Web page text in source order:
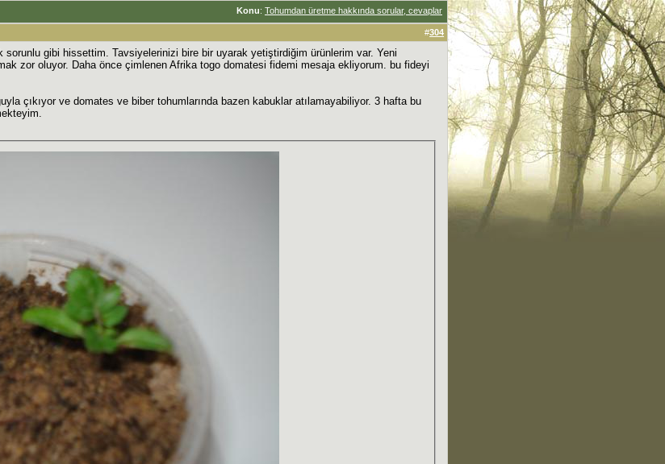
Konu: Tohumdan üretme hakkında sorular, cevaplar
#304
gibi hissettim. Tavsiyelerinizi bire bir uyarak yetiştirdiğim ürünlerim var. Yeni
zor oluyor. Daha önce çimlenen Afrika togo domatesi fidemi mesaja ekliyorum. bu fideyi
çıkıyor ve domates ve biber tohumlarında bazen kabuklar atılamayabiliyor. 3 hafta bu